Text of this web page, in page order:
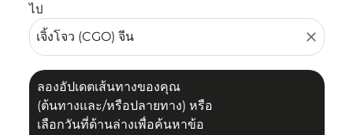
ไป
close
ลองอัปเดตเส้นทางของคุณ
(ต้นทางและ/หรือปลายทาง) หรือ
เลือกวันที่ด้านล่างเพื่อค้นหาข้อ